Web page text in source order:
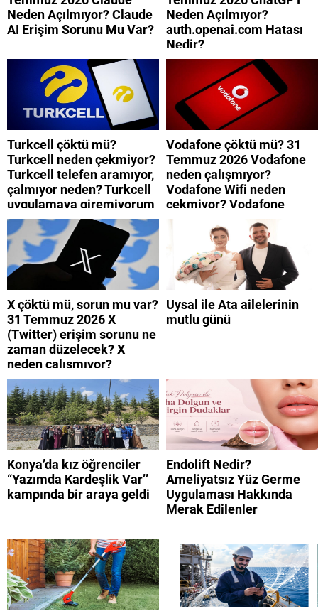
Neden Açılmıyor? Claude
AI Erişim Sorunu Mu Var?
Neden Açılmıyor?
auth.openai.com Hatası
Nedir?
Turkcell çöktü mü?
Turkcell neden çekmiyor?
Turkcell telefen aramıyor,
çalmıyor neden? Turkcell
uygulamaya giremiyorum
neden? Turkcell internet
neden yavaş?
Vodafone çöktü mü? 31
Temmuz 2026 Vodafone
neden çalışmıyor?
Vodafone Wifi neden
çekmiyor? Vodafone
mobil uygulamaya neden
giremiyorum?
X çöktü mü, sorun mu var?
31 Temmuz 2026 X
(Twitter) erişim sorunu ne
zaman düzelecek? X
neden çalışmıyor?
Uysal ile Ata ailelerinin
mutlu günü
Konya’da kız öğrenciler
“Yazımda Kardeşlik Var’’
kampında bir araya geldi
Endolift Nedir?
Ameliyatsız Yüz Germe
Uygulaması Hakkında
Merak Edilenler